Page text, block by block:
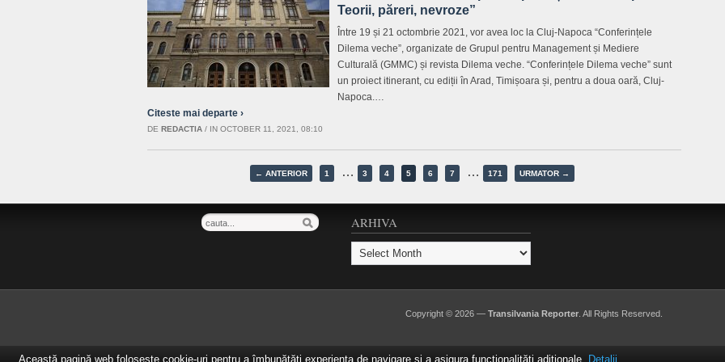
Teorii, păreri, nevroze”
Între 19 și 21 octombrie 2021, vor avea loc la Cluj-Napoca “Conferințele
Dilema veche”, organizate de Grupul pentru Management și Mediere
Culturală (GMMC) și revista Dilema veche. “Conferințele Dilema veche” sunt
un proiect itinerant, cu ediții în Arad, Timișoara și, pentru a doua oară, Cluj-
Napoca.…
Citeste mai departe ›
DE REDACTIA / IN OCTOBER 11, 2021, 08:10
← ANTERIOR 1 … 3 4 5 6 7 … 171 URMATOR →
ARHIVA
Arhiva
Copyright © 2026 — Transilvania Reporter. All Rights Reserved.
Această pagină web folosește cookie-uri pentru a îmbunătăți experiența de navigare și a asigura funcționalițăți adiționale. Detalii